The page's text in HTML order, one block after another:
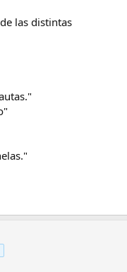
las distintas